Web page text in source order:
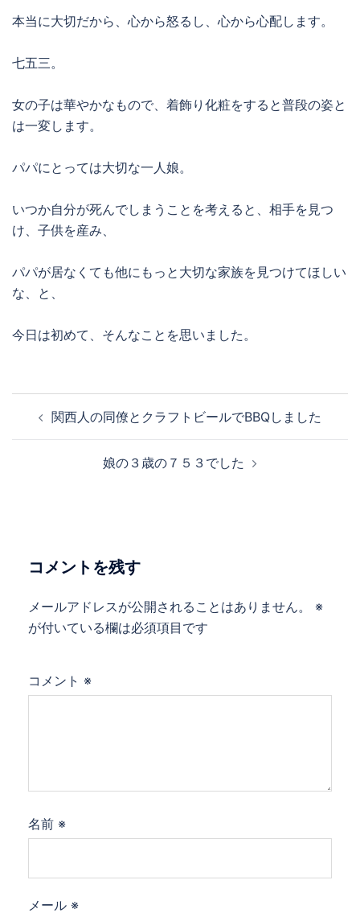
本当に大切だから、心から怒るし、心から心配します。
七五三。
女の子は華やかなもので、着飾り化粧をすると普段の姿と
は一変します。
パパにとっては大切な一人娘。
いつか自分が死んでしまうことを考えると、相手を見つ
け、子供を産み、
パパが居なくても他にもっと大切な家族を見つけてほしい
な、と、
今日は初めて、そんなことを思いました。
ョ
関西人の同僚とクラフトビールでBBQしました
娘の３歳の７５３でした
コメントを残す
メールアドレスが公開されることはありません。
※
が付いている欄は必須項目です
コメント ※
名前 ※
メール ※